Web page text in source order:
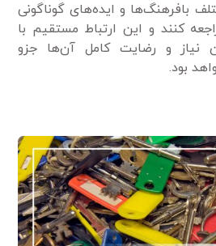
بافرهنگ‌ها و ایده‌های گوناگونی
کنند و این ارتباط مستقیم با
نیاز و رضایت کامل آن‌ها جزو
بود.